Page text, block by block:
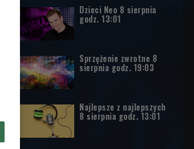
Dzieci Neo 8 sierpnia
godz. 13:01
Sprzężenie zwrotne 8
sierpnia godz. 19:03
Najlepsze z najlepszych
8 sierpnia godz. 13:01